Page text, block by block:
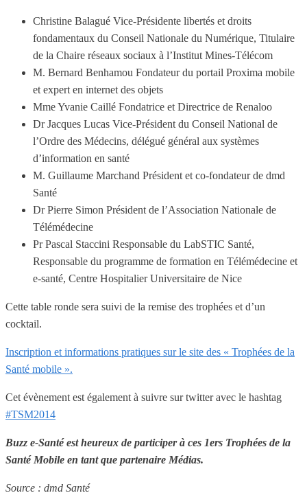
Christine Balagué Vice-Présidente libertés et droits
fondamentaux du Conseil Nationale du Numérique, Titulaire
de la Chaire réseaux sociaux à l’Institut Mines-Télécom
M. Bernard Benhamou Fondateur du portail Proxima mobile
et expert en internet des objets
Mme Yvanie Caillé Fondatrice et Directrice de Renaloo
Dr Jacques Lucas Vice-Président du Conseil National de
l’Ordre des Médecins, délégué général aux systèmes
d’information en santé
M. Guillaume Marchand Président et co-fondateur de dmd
Santé
Dr Pierre Simon Président de l’Association Nationale de
Télémédecine
Pr Pascal Staccini Responsable du LabSTIC Santé,
Responsable du programme de formation en Télémédecine et
e-santé, Centre Hospitalier Universitaire de Nice
Cette table ronde sera suivi de la remise des trophées et d’un
cocktail.
Inscription et informations pratiques sur le site des « Trophées de la
Santé mobile ».
Cet évènement est également à suivre sur twitter avec le hashtag
#TSM2014
Buzz e-Santé est heureux de participer à ces 1ers Trophées de la
Santé Mobile en tant que partenaire Médias.
Source : dmd Santé